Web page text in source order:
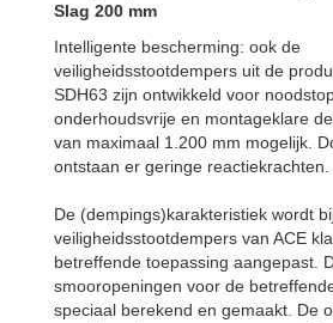
Slag 200 mm
Intelligente bescherming: ook de
veiligheidsstootdempers uit de
SDH63 zijn ontwikkeld voor
onderhoudsvrije en montageklare
van maximaal 1.200 mm mogelijk.
ontstaan er geringe reactiekrachten.
De (dempings)karakteristiek wordt
veiligheidsstootdempers van ACE
betreffende toepassing aangepast.
smooropeningen voor de
speciaal berekend en gemaakt. De